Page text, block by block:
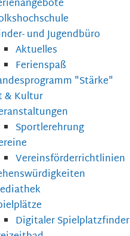
und Jugendbüro
Aktuelles
Ferienspaß
"Stärke"
& Kultur
Sportlerehrung
Vereinsförderrichtlinien
Digitaler Spielplatzfinder